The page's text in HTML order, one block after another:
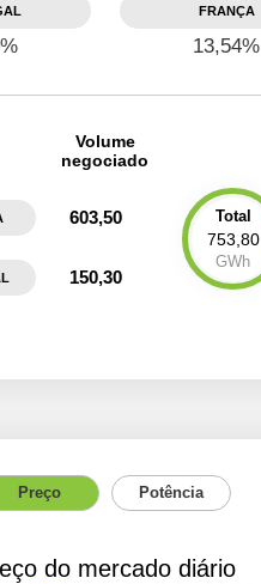
FRANÇA
13,54%
Volume
negociado
603,50
150,30
Total
753,80
GWh
Preço Potência
do mercado diário